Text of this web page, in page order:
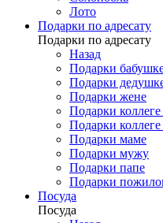
Лото
Подарки по адресату
Подарки по адресату
Назад
Подарки
Подарки
Подарки жене
Подарки
Подарки
Подарки маме
Подарки мужу
Подарки папе
Подарки
Посуда
Посуда